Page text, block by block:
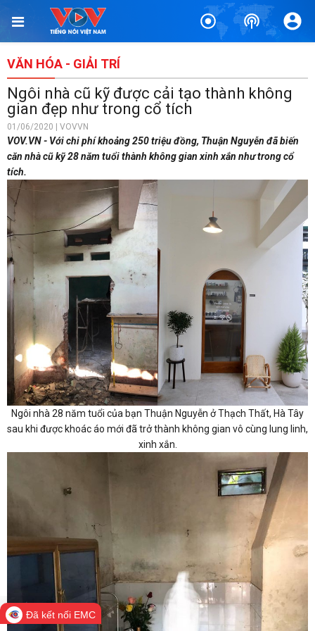
VĂN HÓA - GIẢI TRÍ
Ngôi nhà cũ kỹ được cải tạo thành không
gian đẹp như trong cổ tích
01/06/2020 | VOVVN
VOV.VN - Với chi phí khoảng 250 triệu đồng, Thuận Nguyễn đã biến
căn nhà cũ kỹ 28 năm tuổi thành không gian xinh xắn như trong cổ
tích.
Ngôi nhà 28 năm tuổi của bạn Thuận Nguyễn ở Thạch Thất, Hà Tây
sau khi được khoác áo mới đã trở thành không gian vô cùng lung linh,
xinh xắn.
Đã kết nối EMC